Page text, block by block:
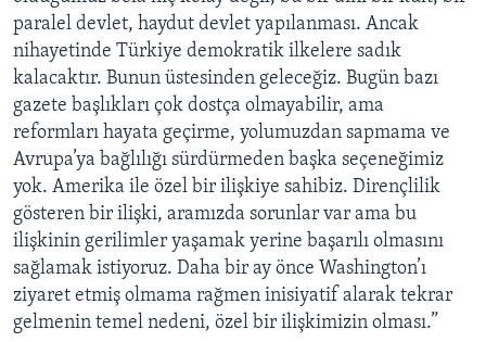
paralel devlet, haydut devlet yapılanması. Ancak
nihayetinde Türkiye demokratik ilkelere sadık
kalacaktır. Bunun üstesinden geleceğiz. Bugün bazı
gazete başlıkları çok dostça olmayabilir, ama
reformları hayata geçirme, yolumuzdan sapmama ve
Avrupa’ya bağlılığı sürdürmeden başka seçeneğimiz
yok. Amerika ile özel bir ilişkiye sahibiz. Dirençlilik
gösteren bir ilişki, aramızda sorunlar var ama bu
ilişkinin gerilimler yaşamak yerine başarılı olmasını
sağlamak istiyoruz. Daha bir ay önce Washington’ı
ziyaret etmiş olmama rağmen inisiyatif alarak tekrar
gelmenin temel nedeni, özel bir ilişkimizin olması.”